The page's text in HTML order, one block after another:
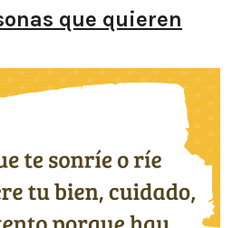
que quieren